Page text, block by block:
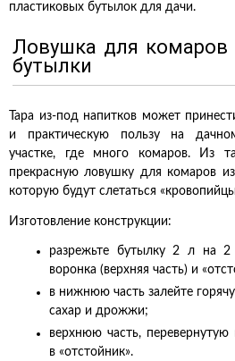
пластиковых бутылок для дачи.
Ловушка для комаров
бутылки
Тара из-под напитков может
и практическую пользу на
участке, где много комаров. Из
прекрасную ловушку для комаров
которую будут слетаться
Изготовление конструкции:
разрежьте бутылку 2 л на 2
воронка (верхняя часть) и
в нижнюю часть залейте
сахар и дрожжи;
верхнюю часть,
в «отстойник».